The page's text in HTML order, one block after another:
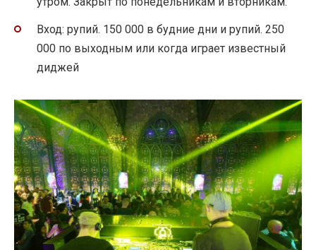
Вход: рупий. 150 000 в будние дни и рупий. 250
000 по выходным или когда играет известный
диджей